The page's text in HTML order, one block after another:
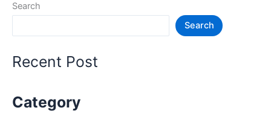
जगह
in
Search
Search
Recent Post
Category